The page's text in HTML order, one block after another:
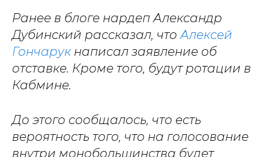
Ранее в блоге нардеп Александр
Дубинский рассказал, что Алексей
Гончарукнаписал заявление об
отставке. Кроме того, будут ротации в
Кабмине.
До этого сообщалось, что есть
вероятность того, что на голосование
внутри монобольшинства будет